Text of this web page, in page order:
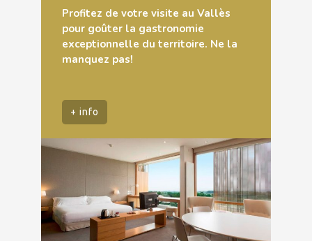
Profitez de votre visite au Vallès
pour goûter la gastronomie
exceptionnelle du territoire. Ne la
manquez pas!
+ info